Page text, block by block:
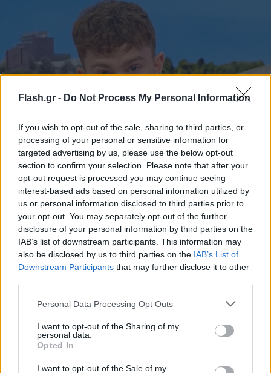
Flash.gr - Do Not Process My Personal Information
If you wish to opt-out of the sale, sharing to third parties, or
processing of your personal or sensitive information for
targeted advertising by us, please use the below opt-out
section to confirm your selection. Please note that after your
opt-out request is processed you may continue seeing
interest-based ads based on personal information utilized by
us or personal information disclosed to third parties prior to
your opt-out. You may separately opt-out of the further
disclosure of your personal information by third parties on the
IAB’s list of downstream participants. This information may
also be disclosed by us to third parties on the IAB’s List of
Downstream Participants that may further disclose it to other
Please note that this website/app uses one or more Google
not limited to your visit or usage behaviour. You may click to
grant or deny consent to Google and its third-party tags to
use your data for below specified purposes in below Google
consent section.
Personal Data Processing Opt Outs
I want to opt-out of the Sharing of my
personal data.
Opted In
I want to opt-out of the Sale of my
«Δώστε μας την ευκαιρία να παλέψουμε»:
Κολυμβητής με καρκίνο «λύγισε» σε ζωντανή
μετάδοση
06.08.2026